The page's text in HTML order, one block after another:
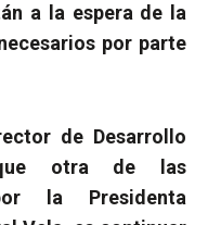
a la espera de la
por parte
de Desarrollo
que otra de las
la Presidenta